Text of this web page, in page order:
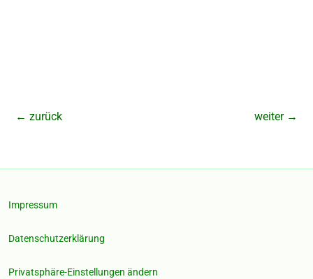
← zurück weiter →
Impressum
Datenschutzerklärung
Privatsphäre-Einstellungen ändern